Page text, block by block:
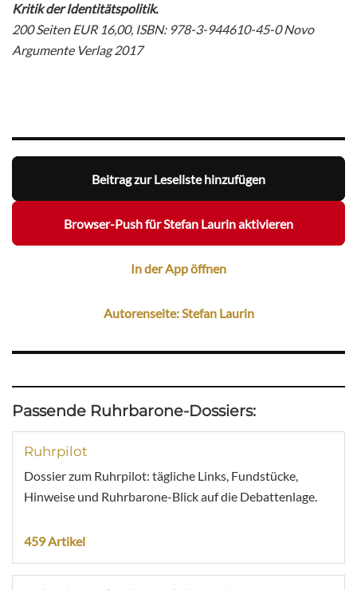
Kritik der Identitätspolitik.
200 Seiten EUR 16,00, ISBN: 978-3-944610-45-0 Novo
Argumente Verlag 2017
Beitrag zur Leseliste hinzufügen
Browser-Push für Stefan Laurin aktivieren
In der App öffnen
Autorenseite: Stefan Laurin
Passende Ruhrbarone-Dossiers:
Ruhrpilot
Dossier zum Ruhrpilot: tägliche Links, Fundstücke,
Hinweise und Ruhrbarone-Blick auf die Debattenlage.
459 Artikel